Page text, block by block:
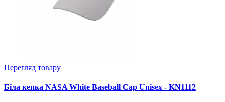
Перегляд товару
Біла кепка NASA White Baseball Cap Unisex - KN1112